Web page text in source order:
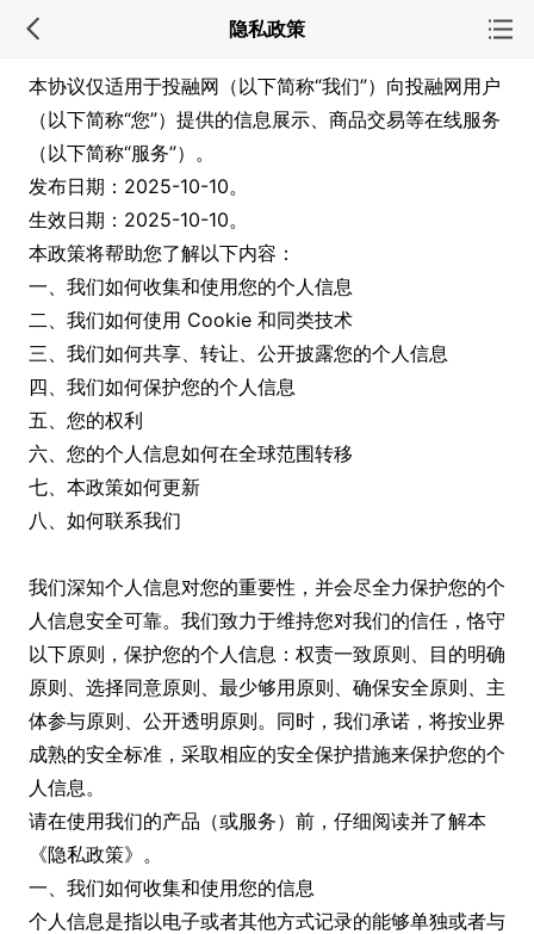
隐私政策
本协议仅适用于投融网（以下简称“我们”）向投融网用户
（以下简称“您”）提供的信息展示、商品交易等在线服务
（以下简称“服务”）。
发布日期：2025-10-10。
生效日期：2025-10-10。
本政策将帮助您了解以下内容：
一、我们如何收集和使用您的个人信息
二、我们如何使用 Cookie 和同类技术
三、我们如何共享、转让、公开披露您的个人信息
四、我们如何保护您的个人信息
五、您的权利
六、您的个人信息如何在全球范围转移
七、本政策如何更新
八、如何联系我们
我们深知个人信息对您的重要性，并会尽全力保护您的个
人信息安全可靠。我们致力于维持您对我们的信任，恪守
以下原则，保护您的个人信息：权责一致原则、目的明确
原则、选择同意原则、最少够用原则、确保安全原则、主
体参与原则、公开透明原则。同时，我们承诺，将按业界
成熟的安全标准，采取相应的安全保护措施来保护您的个
人信息。
请在使用我们的产品（或服务）前，仔细阅读并了解本
《隐私政策》。
一、我们如何收集和使用您的信息
个人信息是指以电子或者其他方式记录的能够单独或者与